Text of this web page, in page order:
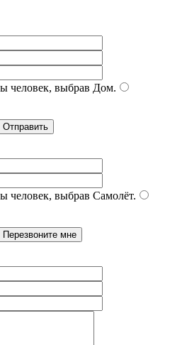
человек, выбрав Дом.
человек, выбрав Самолёт.